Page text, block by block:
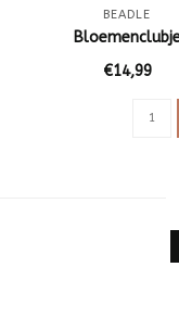
BEADLE
€14,99